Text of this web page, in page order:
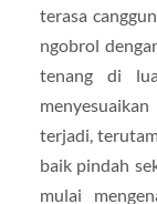
terasa
ngobrol
tenang di
terjadi,
baik pindah
mulai